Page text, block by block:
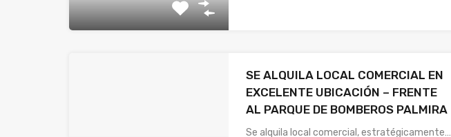
SE ALQUILA LOCAL COMERCIAL EN
EXCELENTE UBICACIÓN – FRENTE
AL PARQUE DE BOMBEROS PALMIRA
Se alquila local comercial, estratégicamente…